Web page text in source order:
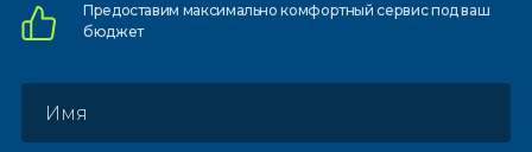
Предоставим максимально комфортныйсервис под ваш
бюджет